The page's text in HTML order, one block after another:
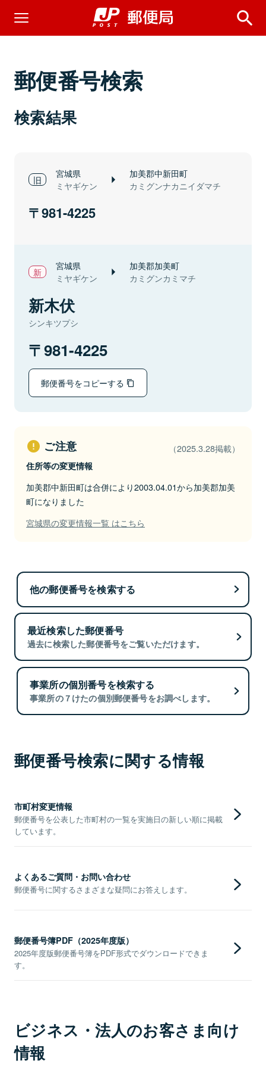
郵便番号検索
検索結果
宮城県
ミヤギケン
加美郡中新田町
カミグンナカニイダマチ
981-4225
宮城県
ミヤギケン
加美郡加美町
カミグンカミマチ
新木伏
シンキツプシ
981-4225
郵便番号をコピーする
ご注意 （2025.3.28掲載）
住所等の変更情報
加美郡中新田町は合併により2003.04.01から加美郡加美
町になりました
宮城県の変更情報一覧 はこちら
他の郵便番号を検索する
最近検索した郵便番号
過去に検索した郵便番号をご覧いただけます。
事業所の個別番号を検索する
事業所の７けたの個別郵便番号をお調べします。
郵便番号検索に関する情報
市町村変更情報
郵便番号を公表した市町村の一覧を実施日の新しい順に掲載
しています。
よくあるご質問・お問い合わせ
郵便番号に関するさまざまな疑問にお答えします。
郵便番号簿PDF（2025年度版）
2025年度版郵便番号簿をPDF形式でダウンロードできま
す。
ビジネス・法人のお客さま向け
情報